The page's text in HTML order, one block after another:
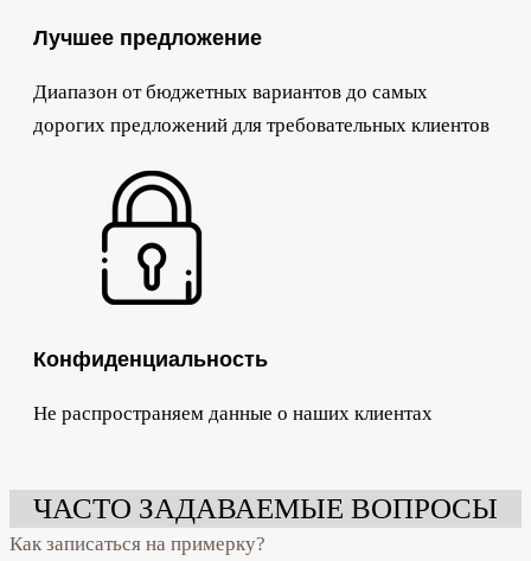
Лучшее предложение
Диапазон от бюджетных вариантов до самых
дорогих предложений для требовательных клиентов
Конфиденциальность
Не распространяем данные о наших клиентах
ЧАСТО ЗАДАВАЕМЫЕ ВОПРОСЫ
Как записаться на примерку?